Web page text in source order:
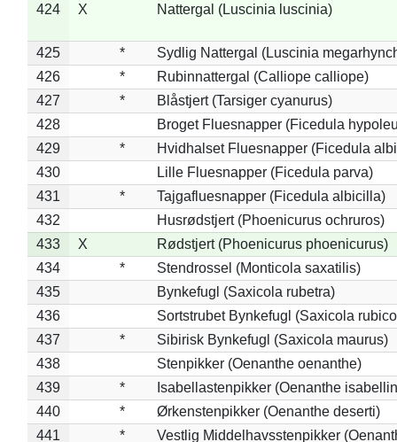
424
X Nattergal (Luscinia luscinia)
425 *
Sydlig Nattergal (Luscinia
426
*
Rubinnattergal (Calliope calliope)
427
*
Blåstjert (Tarsiger cyanurus)
428
Broget Fluesnapper (Ficedula
429
*
Hvidhalset Fluesnapper (Ficedula
430
Lille Fluesnapper (Ficedula parva)
431
*
Tajgafluesnapper (Ficedula albicilla)
432
Husrødstjert (Phoenicurus ochruros)
433
X
Rødstjert (Phoenicurus phoenicurus)
434
*
Stendrossel (Monticola saxatilis)
435
Bynkefugl (Saxicola rubetra)
436
Sortstrubet Bynkefugl (Saxicola
437
*
Sibirisk Bynkefugl (Saxicola maurus)
438
Stenpikker (Oenanthe oenanthe)
439
*
Isabellastenpikker (Oenanthe
440
*
Ørkenstenpikker (Oenanthe deserti)
441
*
Vestlig Middelhavsstenpikker